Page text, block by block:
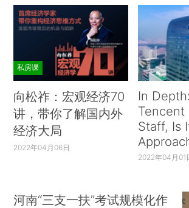
私房课
向松祚：宏观经济70
讲，带你了解国内外
经济大局
2022年04月06日
In
Tencent
Staff, Is
2022年04月01
河南“三支一扶”考试规模化作